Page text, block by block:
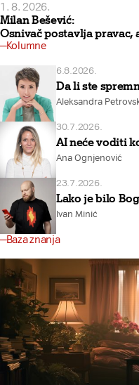
1. 8. 2026.
Milan Bešević:
Osnivač postavlja
Kolumne
6.8.2026.
Da li ste
Aleksandra
30.7.2026.
AI neće voditi
Ana Ognjenović
23.7.2026.
Lako je bilo
Ivan Minić
Baza znanja